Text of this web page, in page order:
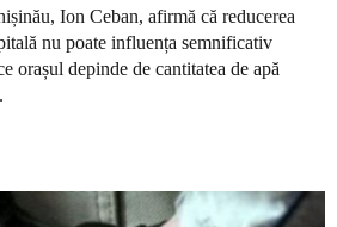
Ion Ceban, afirmă că reducerea
nu poate influența semnificativ
orașul depinde de cantitatea de apă